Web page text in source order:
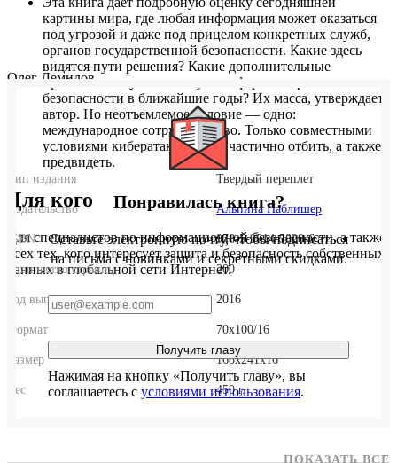
картины мира, где любая информация может оказаться
под угрозой и даже под прицелом конкретных служб,
органов государственной безопасности. Какие здесь
видятся пути решения? Какие дополнительные
проблемы могут возникнуть в сфере интернет-
безопасности в ближайшие годы? Их масса, утверждает
автор. Но неотъемлемое условие ― одно:
международное сотрудничество. Только совместными
условиями кибератаки можно частично отбить, а также
предвидеть.
Для кого
Для специалистов по информационной безопасности, а также
всех тех, кого интересует защита и безопасность собственных
данных в глобальной сети Интернет.
Олег Демидов
Тип издания Твердый переплет
Издательство Альпина Паблишер
ISBN 978-5-9614-5820-6
Количество страниц 200
Год выпуска 2016
Формат 70x100/16
Размер 168x241x16
Вес 450 г.
Понравилась книга?
Оставьте электронную почту, чтобы подписаться
на письма с новинками и секретными скидками.
Получить главу
Нажимая на кнопку «Получить главу», вы
соглашаетесь с условиями использования.
ПОКАЗАТЬ ВСЕ